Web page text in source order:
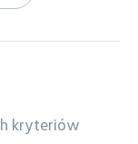
kryteriów